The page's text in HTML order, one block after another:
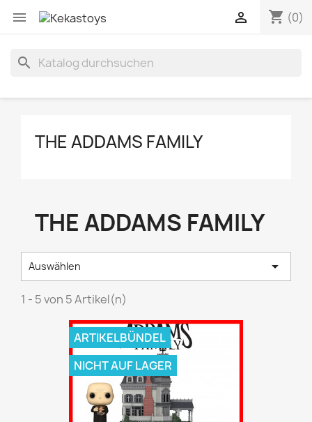
 shopping_cart (0)

search
THE ADDAMS FAMILY
THE ADDAMS FAMILY
Auswählen 
1 - 5 von 5 Artikel(n)
ARTIKELBÜNDEL
NICHT AUF LAGER